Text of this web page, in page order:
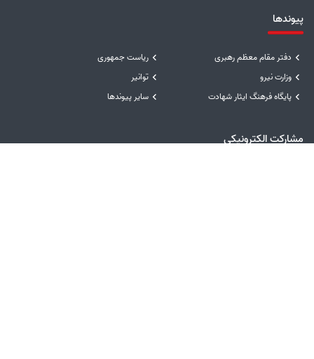
پیوندها
دفتر مقام معظم رهبری
ریاست جمهوری
وزارت نیرو
توانیر
پایگاه فرهنگ ایثار شهادت
سایر پیوندها
مشارکت الکترونیکی